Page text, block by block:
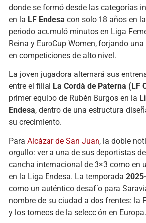
donde se formó desde las categorías
en la LF Endesa con solo 18 años en
periodo acumuló minutos en Liga
Reina y EuroCup Women, forjando
en competiciones de alto nivel.
La joven jugadora alternará sus
entre el filial La Cordà de Paterna (LF
primer equipo de Rubén Burgos en la
Endesa, dentro de una estructura
su crecimiento.
Para Alcázar de San Juan, la doble
orgullo: ver a una de sus deportistas
cancha internacional de 3×3 como en
en la Liga Endesa. La temporada
como un auténtico desafío para
nombre de su ciudad a dos frentes: la
y los torneos de la selección en Europa.